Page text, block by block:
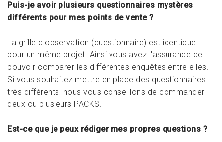
Puis-je avoir plusieurs questionnaires mystères
différents pour mes points de vente ?
La grille d'observation (questionnaire) est identique
pour un même projet. Ainsi vous avez l'assurance de
pouvoir comparer les différentes enquêtes entre elles.
Si vous souhaitez mettre en place des questionnaires
très différents, nous vous conseillons de commander
deux ou plusieurs PACKS.
Est-ce que je peux rédiger mes propres questions ?